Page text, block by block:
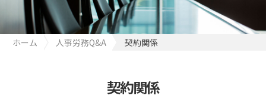
ホーム 人事労務Q&A 契約関係
契約関係